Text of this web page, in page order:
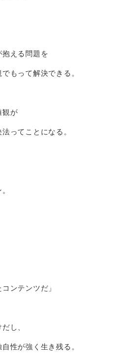
える問題を
もって解決できる。
観が
ってことになる。
ンテンツだ」
し、
性が強く生き残る。